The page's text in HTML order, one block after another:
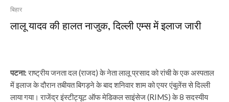
बिहार
लालू यादव की हालत नाजुक, दिल्ली एम्स में इलाज जारी
पटना:राष्ट्रीय जनता दल (राजद) के नेता लालू प्रसाद को रांची के एक अस्पताल
में इलाज के दौरान तबीयत बिगड़ने के बाद शनिवार शाम को एयर एंबुलेंस से दिल्ली
लाया गया। राजेंद्र इंस्टीट्यूट ऑफ मेडिकल साइंसेज (RIMS) के 8 सदस्यीय